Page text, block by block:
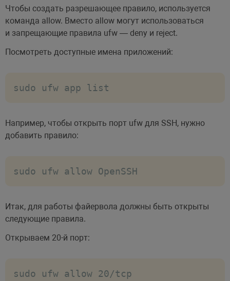
Чтобы создать разрешающее правило, используется
команда allow. Вместо allow могут использоваться
и запрещающие правила ufw — deny и reject.
Посмотреть доступные имена приложений:
sudo ufw app list
Например, чтобы открыть порт ufw для SSH, нужно
добавить правило:
sudo ufw allow OpenSSH
Итак, для работы файервола должны быть открыты
следующие правила.
Открываем 20-й порт:
sudo ufw allow 20/tcp